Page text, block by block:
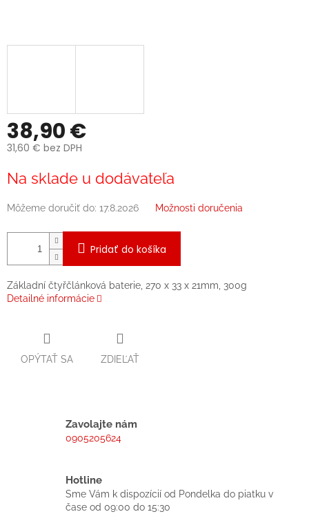
38,90 €
31,60 € bez DPH
cena:
Na sklade u dodávateľa
Môžeme doručiť do: 17.8.2026 Možnosti doručenia
Pridať do košíka
Základní čtyřčlánková baterie, 270 x 33 x 21mm, 300g
Detailné informácie
OPÝTAŤ SA ZDIEĽAŤ
Zavolajte nám
0905205624
Hotline
Sme Vám k dispozícií od Pondelka do piatku v
čase od 09:00 do 15:30